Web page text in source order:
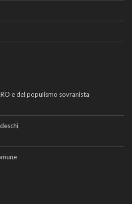
e del populismo sovranista